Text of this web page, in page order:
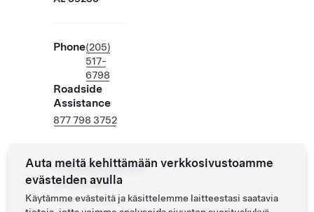
Phone(205)
517-
6798
Roadside
Assistance
877 798 3752
Huoltokeskuksen
aukioloajat
Ma -
08:00 -
Auta meitä kehittämään verkkosivustoamme
evästeiden avulla
Käytämme evästeitä ja käsittelemme laitteestasi saatavia